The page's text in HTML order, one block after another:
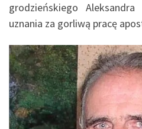
grodzieńskiego
uznania za gorliwą pracę